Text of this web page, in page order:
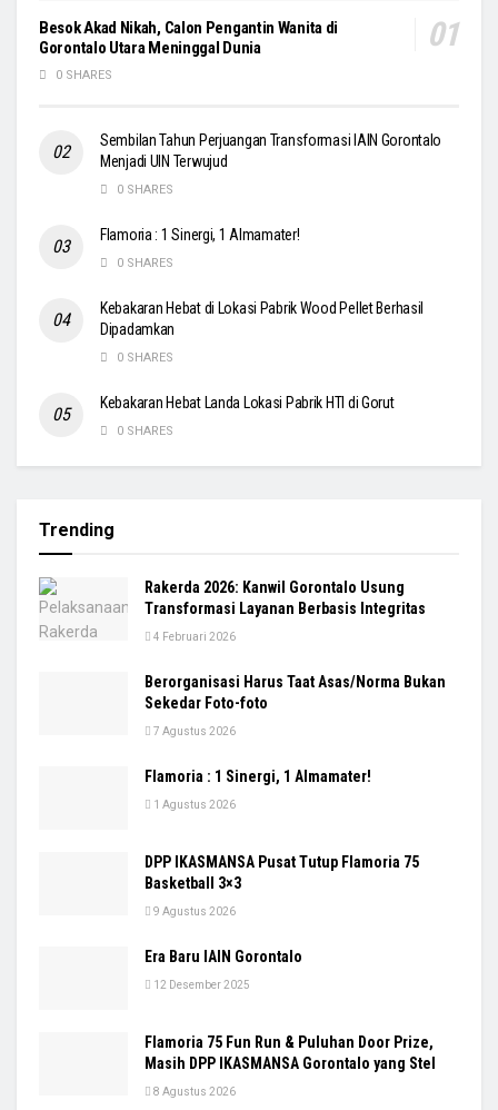
Besok Akad Nikah, Calon Pengantin Wanita di
Gorontalo Utara Meninggal Dunia
0 SHARES
Sembilan Tahun Perjuangan Transformasi IAIN Gorontalo
Menjadi UIN Terwujud
0 SHARES
Flamoria : 1 Sinergi, 1 Almamater!
0 SHARES
Kebakaran Hebat di Lokasi Pabrik Wood Pellet Berhasil
Dipadamkan
0 SHARES
Kebakaran Hebat Landa Lokasi Pabrik HTI di Gorut
0 SHARES
Trending
Rakerda 2026: Kanwil Gorontalo Usung
Transformasi Layanan Berbasis Integritas
4 Februari 2026
Berorganisasi Harus Taat Asas/Norma Bukan
Sekedar Foto-foto
7 Agustus 2026
Flamoria : 1 Sinergi, 1 Almamater!
1 Agustus 2026
DPP IKASMANSA Pusat Tutup Flamoria 75
Basketball 3×3
9 Agustus 2026
Era Baru IAIN Gorontalo
12 Desember 2025
Flamoria 75 Fun Run & Puluhan Door Prize,
Masih DPP IKASMANSA Gorontalo yang Stel
8 Agustus 2026